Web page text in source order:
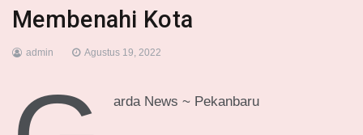
Membenahi Kota
admin Agustus 19, 2022
arda News ~ Pekanbaru